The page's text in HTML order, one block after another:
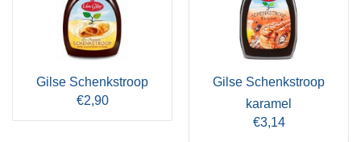
Gilse Schenkstroop
€2,90
Gilse Schenkstroop
karamel
€3,14